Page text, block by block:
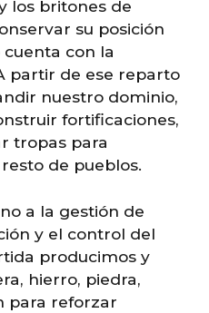
los britones de
su posición
con la
partir de ese reparto
nuestro dominio,
fortificaciones,
tropas para
de pueblos.
a la gestión de
y el control del
producimos y
hierro, piedra,
para reforzar